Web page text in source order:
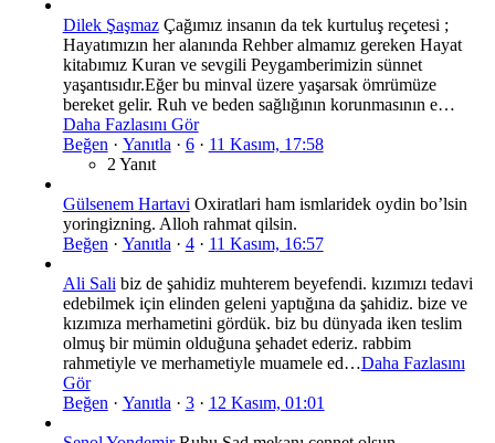
Dilek ŞaşmazÇağımız insanın da tek kurtuluş reçetesi ;
Hayatımızın her alanında Rehber almamız gereken Hayat
kitabımız Kuran ve sevgili Peygamberimizin sünnet
yaşantısıdır.Eğer bu minval üzere yaşarsak ömrümüze
bereket gelir. Ruh ve beden sağlığının korunmasının e…
Daha Fazlasını Gör
Beğen · Yanıtla · 6· 11 Kasım, 17:58
2 Yanıt
Gülsenem Hartavi Oxiratlari ham ismlaridek oydin bo’lsin
yoringizning. Alloh rahmat qilsin.
Beğen · Yanıtla · 4· 11 Kasım, 16:57
Ali Sali biz de şahidiz muhterem beyefendi. kızımızı tedavi
edebilmek için elinden geleni yaptığına da şahidiz. bize ve
kızımıza merhametini gördük. biz bu dünyada iken teslim
olmuş bir mümin olduğuna şehadet ederiz. rabbim
rahmetiyle ve merhametiyle muamele ed…Daha Fazlasını
Gör
Beğen · Yanıtla · 3· 12 Kasım, 01:01